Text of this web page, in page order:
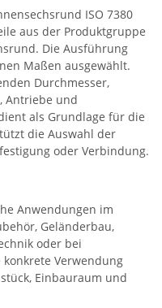
ISO 7380
aus der Produktgruppe
Die Ausführung
Maßen ausgewählt.
Durchmesser,
Antriebe und
als Grundlage für die
die Auswahl der
oder Verbindung.
Anwendungen im
Geländerbau,
oder bei
Verwendung
Einbauraum und